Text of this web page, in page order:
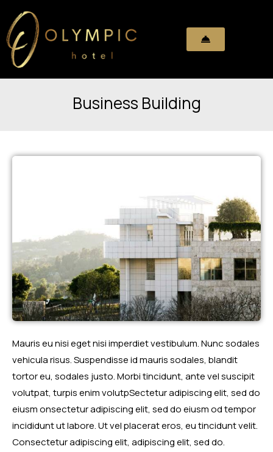
Business Building
Mauris eu nisi eget nisi imperdiet vestibulum. Nunc sodales
vehicula risus. Suspendisse id mauris sodales, blandit
tortor eu, sodales justo. Morbi tincidunt, ante vel suscipit
volutpat, turpis enim volutpSectetur adipiscing elit, sed do
eiusm onsectetur adipiscing elit, sed do eiusm od tempor
incididunt ut labore. Ut vel placerat eros, eu tincidunt velit.
Consectetur adipiscing elit, adipiscing elit, sed do.